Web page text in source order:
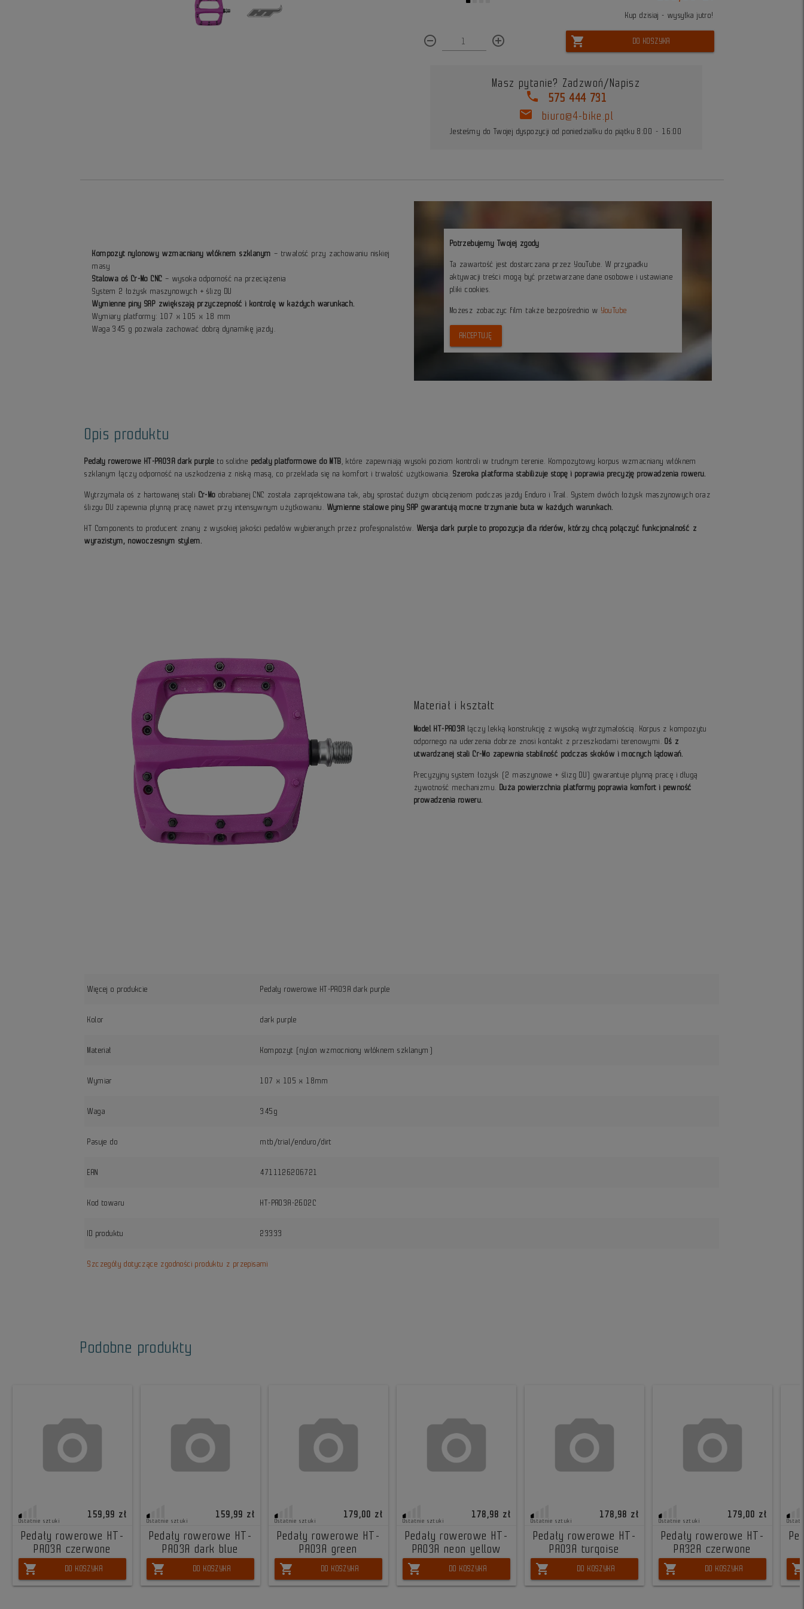
Kup dzisiaj - wysyłka jutro!
remove_circle_outline add_circle_outline shopping_cart DO KOSZYKA
Masz pytanie? Zadzwoń/Napisz
phone 575 444 731
mail biuro@4-bike.pl
Jesteśmy do Twojej dyspozycji od poniedziałku do piątku 8:00 - 16:00
Kompozyt nylonowy wzmacniany włóknem szklanym – trwałość przy zachowaniu niskiej
masy
Stalowa oś Cr-Mo CNC – wysoka odporność na przeciążenia
System 2 łożysk maszynowych + ślizg DU
Wymienne piny SAP zwiększają przyczepność i kontrolę w każdych warunkach.
Wymiary platformy: 107 x 105 x 18 mm
Waga 345 g pozwala zachować dobrą dynamikę jazdy.
Potrzebujemy Twojej zgody
Ta zawartość jest dostarczana przez YouTube. W przypadku
aktywacji treści mogą być przetwarzane dane osobowe i ustawiane
pliki cookies.
Możesz zobaczyc film także bezpośrednio w YouTube
AKCEPTUJĘ
Opis produktu
Pedały rowerowe HT-PA03A dark purple to solidne pedały platformowe do MTB , które zapewniają wysoki poziom kontroli w trudnym terenie. Kompozytowy korpus wzmacniany włóknem
szklanym łączy odporność na uszkodzenia z niską masą, co przekłada się na komfort i trwałość użytkowania. Szeroka platforma stabilizuje stopę i poprawia precyzję prowadzenia roweru.
Wytrzymała oś z hartowanej stali Cr-Mo obrabianej CNC została zaprojektowana tak, aby sprostać dużym obciążeniom podczas jazdy Enduro i Trail. System dwóch łożysk maszynowych oraz
ślizgu DU zapewnia płynną pracę nawet przy intensywnym użytkowaniu. Wymienne stalowe piny SAP gwarantują mocne trzymanie buta w każdych warunkach.
HT Components to producent znany z wysokiej jakości pedałów wybieranych przez profesjonalistów. Wersja dark purple to propozycja dla riderów, którzy chcą połączyć funkcjonalność z
wyrazistym, nowoczesnym stylem.
Materiał i kształt
Model HT-PA03A łączy lekką konstrukcję z wysoką wytrzymałością. Korpus z kompozytu
odpornego na uderzenia dobrze znosi kontakt z przeszkodami terenowymi.Oś z
utwardzanej stali Cr-Mo zapewnia stabilność podczas skoków i mocnych lądowań.
Precyzyjny system łożysk (2 maszynowe + ślizg DU) gwarantuje płynną pracę i długą
żywotność mechanizmu. Duża powierzchnia platformy poprawia komfort i pewność
prowadzenia roweru.
Więcej o produkcie Pedały rowerowe HT-PA03A dark purple
Kolor dark purple
Materiał Kompozyt (nylon wzmocniony włóknem szklanym)
Wymiar 107 x 105 x 18mm
Waga 345g
Pasuje do mtb/trial/enduro/dirt
EAN 4711126206721
Kod towaru HT-PA03A-2602C
ID produktu 23333
Szczegóły dotyczące zgodności produktu z przepisami
Podobne produkty
Ostatnie sztuki
159,99 zł
Pedały rowerowe HT-
PA03A czerwone
shopping_cart DO KOSZYKA
Ostatnie sztuki
159,99 zł
Pedały rowerowe HT-
PA03A dark blue
shopping_cart DO KOSZYKA
Ostatnie sztuki
179,00 zł
Pedały rowerowe HT-
PA03A green
shopping_cart DO KOSZYKA
Ostatnie sztuki
178,98 zł
Pedały rowerowe HT-
PA03A neon yellow
shopping_cart DO KOSZYKA
Ostatnie sztuki
178,98 zł
Pedały rowerowe HT-
PA03A turqoise
shopping_cart DO KOSZYKA
Ostatnie sztuki
179,00 zł
Pedały rowerowe HT-
PA32A czerwone
shopping_cart DO KOSZYKA